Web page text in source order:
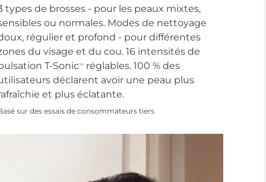
types de brosses - pour les peaux mixtes,
ou normales. Modes de nettoyage
régulier et profond - pour différentes
du visage et du cou. 16 intensités de
T-SonicTM
réglables. 100 % des
déclarent avoir une peau plus
et plus éclatante.
sur des essais de consommateurs tiers